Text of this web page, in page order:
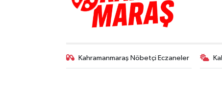
Kahramanmaraş Nöbetçi Eczaneler